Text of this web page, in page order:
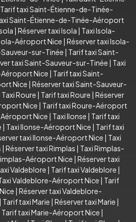
Tarif taxi Saint-Étienne-de-Tinée-
Saint-Étienne-de-Tinée-Aéroport
| Réserver taxi Isola | Taxi Isola-
Aéroport Nice | Réserver taxi Isola-
sur-Tinée | Tarif taxi Saint-
taxi Saint-Sauveur-sur-Tinée | Taxi
Nice | Tarif taxi Saint-
Nice | Réserver taxi Saint-Sauveur-
Taxi Roure | Tarif taxi Roure | Réserver
Nice | Tarif taxi Roure-Aéroport
Nice | Taxi Ilonse | Tarif taxi
| Taxi Ilonse-Aéroport Nice | Tarif taxi
taxi Ilonse-Aéroport Nice | Taxi
| Réserver taxi Rimplas | Taxi Rimplas-
Aéroport Nice | Réserver taxi
Valdeblore | Tarif taxi Valdeblore |
Valdeblore-Aéroport Nice | Tarif
| Réserver taxi Valdeblore-
| Tarif taxi Marie | Réserver taxi Marie |
Tarif taxi Marie-Aéroport Nice |